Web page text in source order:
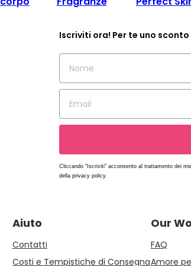
Iscriviti ora! Per te uno sconto
Cliccando "Iscriviti" acconsento al trattamento dei
della privacy policy.
Aiuto
Contatti
Costi e Tempistiche di Consegna
Our
FAQ
Amore